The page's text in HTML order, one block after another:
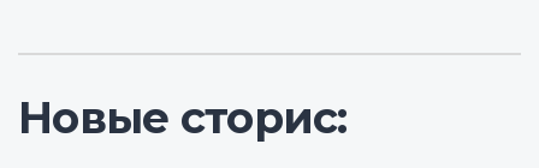
Новые сторис: